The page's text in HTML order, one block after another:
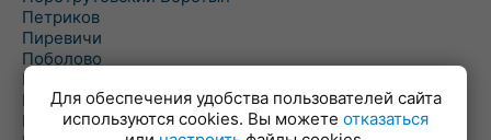
Петриков
Пиревичи
Поболово
Поколюбичи
Полесье
Птичь
Для обеспечения удобства пользователей сайта
используются cookies. Вы можете отказаться